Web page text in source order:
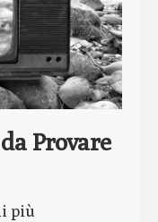
Provare
più